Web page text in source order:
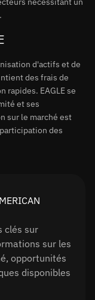
d'actifs et de
des frais de
rapides. EAGLE se
et ses
sur le marché est
des
clés sur
sur les
opportunités
disponibles